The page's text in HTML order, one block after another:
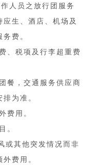
人员之放行团服务
生、酒店、机场及
费。
、税项及行李超重费
餐，交通服务供应商
为准。
费用。
。
或其他突发情况而非
费用。